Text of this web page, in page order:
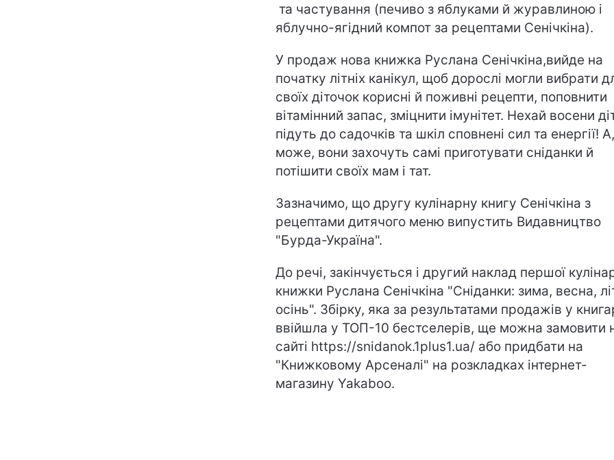
та частування (печиво з яблуками й журавлиною і
яблучно-ягідний компот за рецептами Сенічкіна).
У продаж нова книжка Руслана Сенічкіна,вийде на
початку літніх канікул, щоб дорослі могли вибрати
своїх діточок корисні й поживні рецепти, поповнити
вітамінний запас, зміцнити імунітет. Нехай восени
підуть до садочків та шкіл сповнені сил та енергії! А,
може, вони захочуть самі приготувати сніданки й
потішити своїх мам і тат.
Зазначимо, що другу кулінарну книгу Сенічкіна з
рецептами дитячого меню випустить Видавництво
"Бурда-Україна".
До речі, закінчується і другий наклад першої
книжки Руслана Сенічкіна "Сніданки: зима, весна,
осінь". Збірку, яка за результатами продажів у
ввійшла у ТОП-10 бестселерів, ще можна замовити
сайті https://snidanok.1plus1.ua/ або придбати на
"Книжковому Арсеналі" на розкладках інтернет-
магазину Yakaboo.